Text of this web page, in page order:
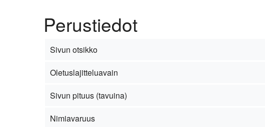
Etiikka
Uskonoppi
Kirkkotaide
Pyhät ihmiset
Suomen kirkko
Perustiedot
Sivun otsikko
Oletuslajitteluavain
Sivun pituus (tavuina)
Nimiavaruus